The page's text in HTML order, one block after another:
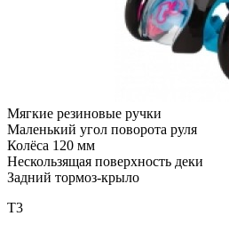
Мягкие резиновые ручки
Маленький угол поворота руля
Колёса 120 мм
Нескользящая поверхность деки
Задний тормоз-крыло
T3